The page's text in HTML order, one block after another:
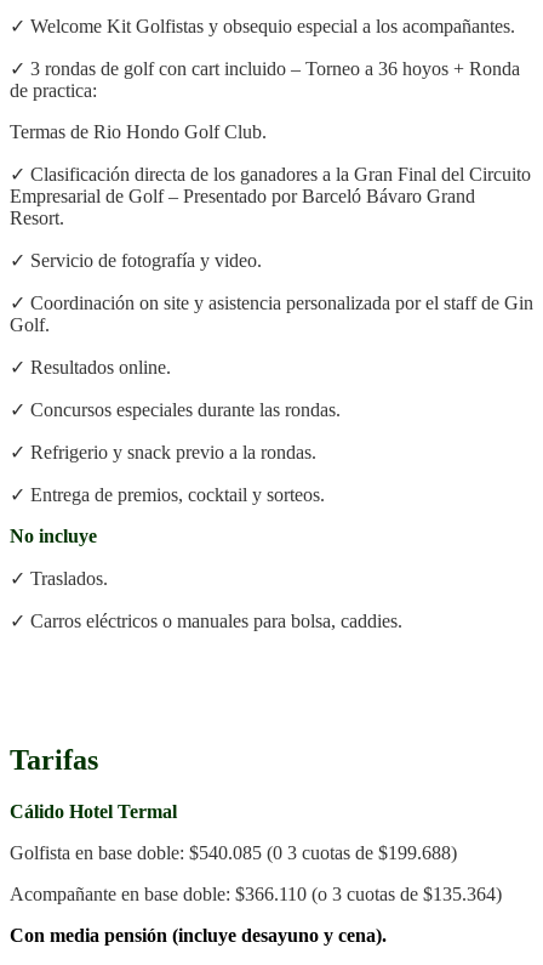
✓ Welcome Kit Golfistas y obsequio especial a los acompañantes.
✓ 3 rondas de golf con cart incluido – Torneo a 36 hoyos + Ronda
de practica:
Termas de Rio Hondo Golf Club.
✓ Clasificación directa de los ganadores a la Gran Final del Circuito
Empresarial de Golf – Presentado por Barceló Bávaro Grand
Resort.
✓ Servicio de fotografía y video.
✓ Coordinación on site y asistencia personalizada por el staff de Gin
Golf.
✓ Resultados online.
✓ Concursos especiales durante las rondas.
✓ Refrigerio y snack previo a la rondas.
✓ Entrega de premios, cocktail y sorteos.
No incluye
✓ Traslados.
✓ Carros eléctricos o manuales para bolsa, caddies.
Tarifas
Cálido Hotel Termal
Golfista en base doble: $540.085 (0 3 cuotas de $199.688)
Acompañante en base doble: $366.110 (o 3 cuotas de $135.364)
Con media pensión (incluye desayuno y cena).